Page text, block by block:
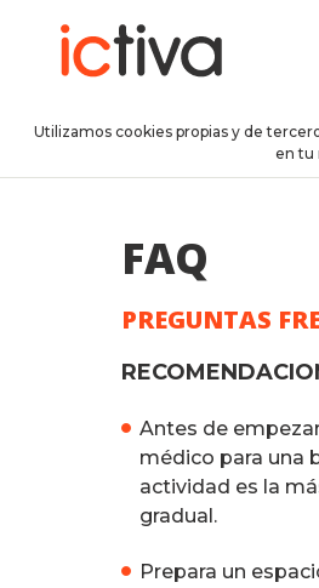
Utilizamos cookies propias y de
en tu
FAQ
PREGUNTAS
Antes de
médico para una
actividad es la
gradual.
Prepara un